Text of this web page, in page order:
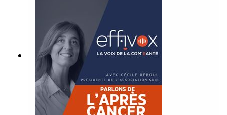
visite médicale, comment il peut devenir le
stagiaire d’un bon brainstorming et comment
cadrer ses usages pour en avoir une utilisation
éclairée.